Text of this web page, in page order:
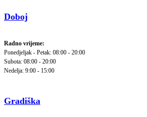
Doboj
Radno vrijeme:
Ponedjeljak - Petak: 08:00 - 20:00
Subota: 08:00 - 20:00
Nedelja: 9:00 - 15:00
Gradiška